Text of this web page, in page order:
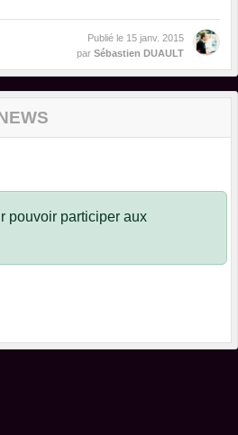
Publié le 15 janv. 2015
par Sébastien DUAULT
pouvoir participer aux